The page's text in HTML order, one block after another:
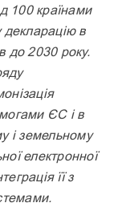
100 країнами
декларацію в
до 2030 року.
ЄС і в
і земельному
електронної
її з